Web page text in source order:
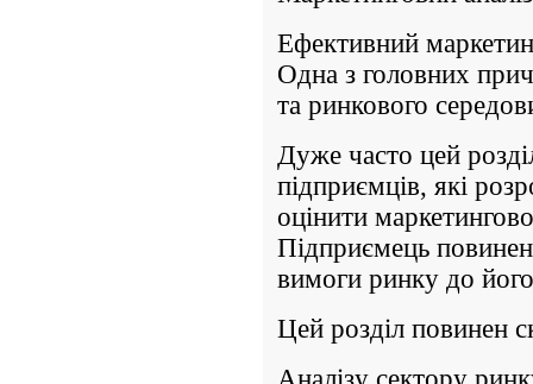
Ефективний
Одна з головних
та ринкового
Дуже часто цей
підприємців, які
оцінити
Підприємець
вимоги ринку до
Цей розділ повинен